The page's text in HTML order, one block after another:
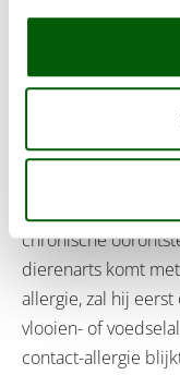
Contact-
contact-allergie.
contactallergie
komt met een
van jeuk op het
chronische
dierenarts komt
allergie, zal hij
vlooien- of
contact-allergie